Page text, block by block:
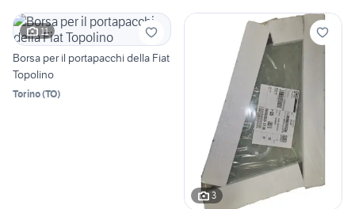
11
Borsa per il portapacchi della Fiat
Topolino
Torino(TO)
3